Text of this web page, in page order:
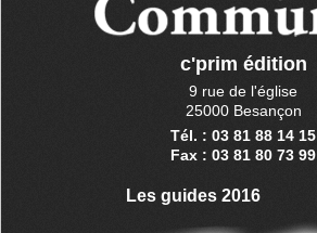
c'prim édition
9 rue de l'église
25000 Besançon
Tél. : 03 81 88 14 15
Fax : 03 81 80 73 99
Les guides 2016